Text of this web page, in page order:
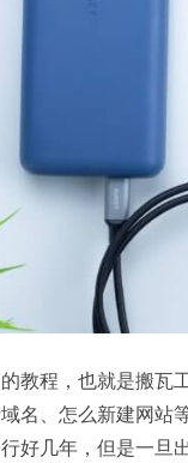
教程，也就是搬瓦
名、怎么新建网
好几年，但是一